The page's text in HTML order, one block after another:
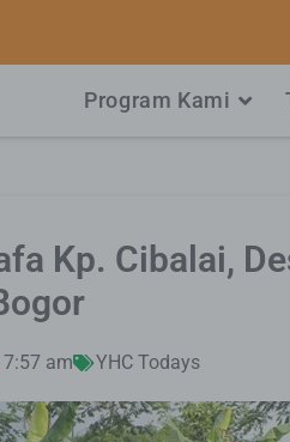
Program Kami
Kp. Cibalai,
7:57 am YHC Todays